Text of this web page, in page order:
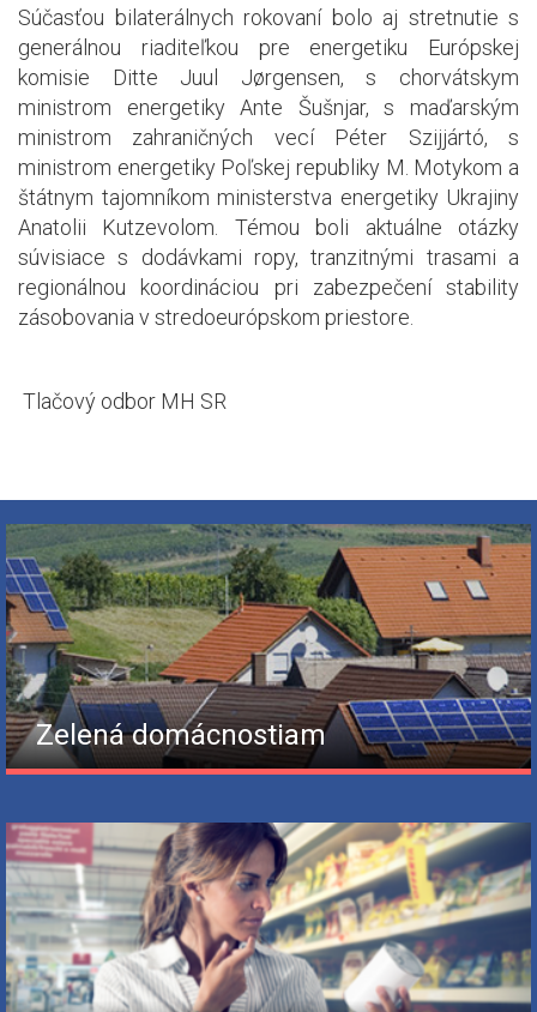
Súčasťou bilaterálnych rokovaní bolo aj stretnutie s
generálnou riaditeľkou pre energetiku Európskej
komisie Ditte Juul Jørgensen, s chorvátskym
ministrom energetiky Ante Šušnjar, s maďarským
ministrom zahraničných vecí Péter Szijjártó, s
ministrom energetiky Poľskej republiky M. Motykom a
štátnym tajomníkom ministerstva energetiky Ukrajiny
Anatolii Kutzevolom. Témou boli aktuálne otázky
súvisiace s dodávkami ropy, tranzitnými trasami a
regionálnou koordináciou pri zabezpečení stability
zásobovania v stredoeurópskom priestore.
Tlačový odbor MH SR
Zelená domácnostiam